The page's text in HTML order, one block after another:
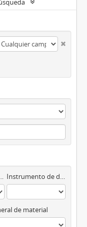
Instrumento de descripción
de material